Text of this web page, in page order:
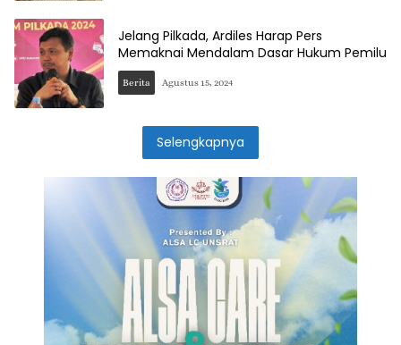
Jelang Pilkada, Ardiles Harap Pers
Memaknai Mendalam Dasar Hukum Pemilu
Berita Agustus 15, 2024
Selengkapnya